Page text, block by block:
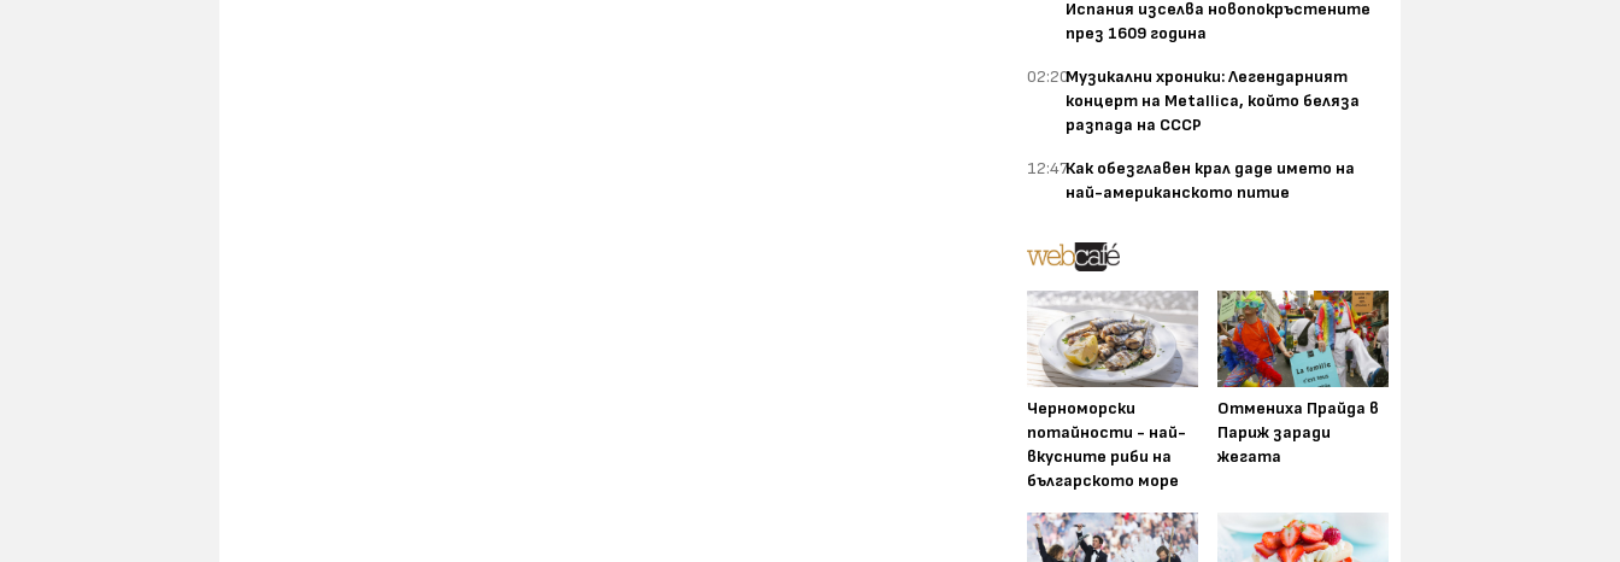
Испания изселва новопокръстените
през 1609 година
02:20Музикални хроники: Легендарният
концерт на Metallica, който беляза
разпада на СССР
12:47Как обезглавен крал даде името на
най-американското питие
Черноморски
потайности - най-
вкусните риби на
българското море
Отмениха Прайда в
Париж заради
жегата